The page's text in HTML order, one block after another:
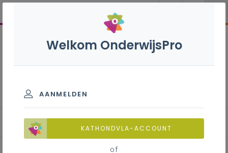
Welkom OnderwijsPro
AANMELDEN
KATHONDVLA-ACCOUNT
of